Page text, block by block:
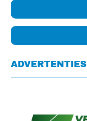
ADVERTENTIES